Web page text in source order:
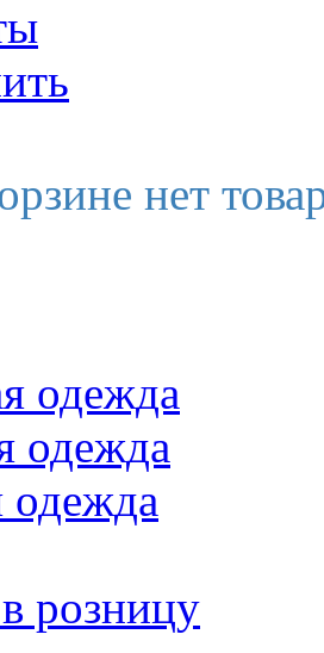
нет
одежда
одежда
одежда
розницу